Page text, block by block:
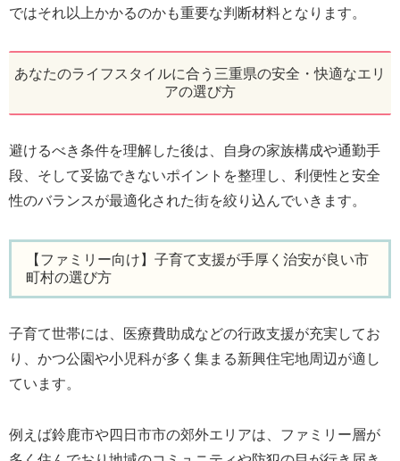
ではそれ以上かかるのかも重要な判断材料となります。
あなたのライフスタイルに合う三重県の安全・快適なエリ
アの選び方
避けるべき条件を理解した後は、自身の家族構成や通勤手
段、そして妥協できないポイントを整理し、利便性と安全
性のバランスが最適化された街を絞り込んでいきます。
【ファミリー向け】子育て支援が手厚く治安が良い市
町村の選び方
子育て世帯には、医療費助成などの行政支援が充実してお
り、かつ公園や小児科が多く集まる新興住宅地周辺が適し
ています。
例えば鈴鹿市や四日市市の郊外エリアは、ファミリー層が